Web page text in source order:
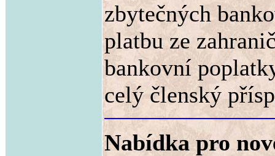
zbytečných
platbu ze
bankovní
celý členský
Nabídka pro